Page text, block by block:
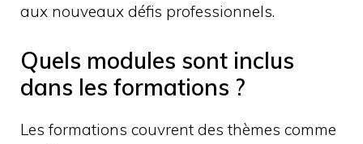
aux nouveaux défis professionnels.
Quels modules sont inclus
dans les formations ?
Les formations couvrent des thèmes comme